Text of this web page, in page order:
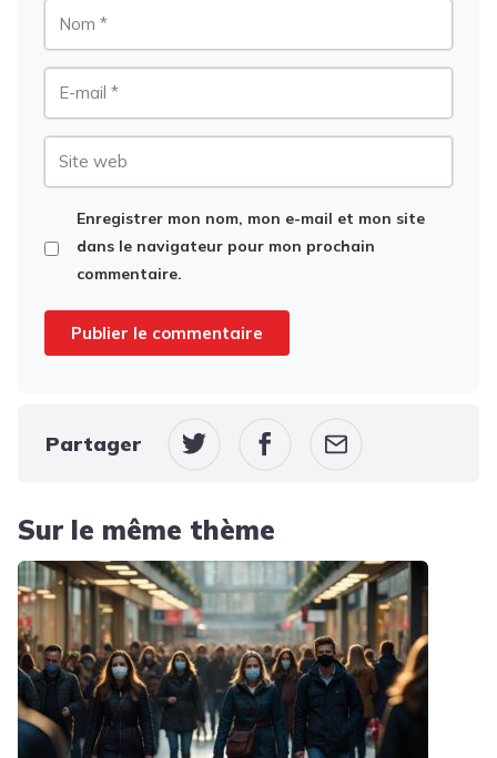
Enregistrer mon nom, mon e-mail et mon site
dans le navigateur pour mon prochain
commentaire.
Partager
Sur le même thème